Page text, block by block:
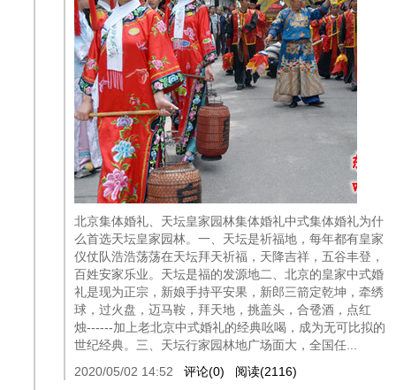
北京集体婚礼、天坛皇家园林集体婚礼中式集体婚礼为什
么首选天坛皇家园林。一、天坛是祈福地，每年都有皇家
仪仗队浩浩荡荡在天坛拜天祈福，天降吉祥，五谷丰登，
百姓安家乐业。天坛是福的发源地二、北京的皇家中式婚
礼是现为正宗，新娘手持平安果，新郎三箭定乾坤，牵绣
球，过火盘，迈马鞍，拜天地，挑盖头，合卺酒，点红
烛------加上老北京中式婚礼的经典吆喝，成为无可比拟的
世纪经典。三、天坛行家园林地广场面大，全国任...
2020/05/02 14:52 评论(0) 阅读(2116)